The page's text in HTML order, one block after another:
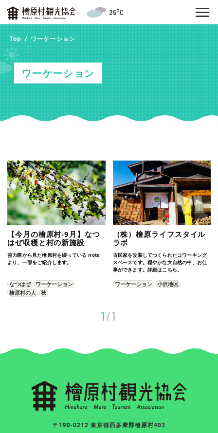
26°C
Top ワーケーション
ワーケーション
【今月の檜原村-9月】なつ
はぜ収穫と村の新施設
協力隊から見た檜原村を綴っている note
より、一部をご紹介します。
なつはぜ
ワーケーション
檜原村の人
秋
（株）檜原ライフスタイル
ラボ
古民家を改装してつくられたコワーキング
スペースです。穏やかな大自然の中、お仕
事ができます。詳細はこちら。
ワーケーション 小沢地区
1/1
〒190-0212 東京都西多摩郡檜原村403